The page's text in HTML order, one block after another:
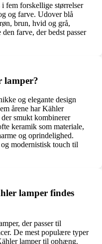
fem forskellige størrelser
og farve. Udover blå
brun, hvid og grå,
farve, der bedst passer
lamper?
og elegante design
årene har Kähler
smukt kombinerer
keramik som materiale,
og oprindelighed.
modernistisk touch til
lamper findes
der passer til
De mest populære typer
lamper til ophæng.